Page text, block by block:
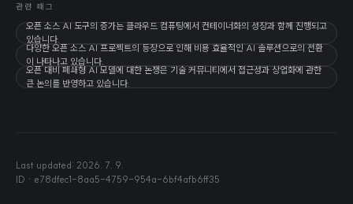
관련 태그
오픈 소스 AI 도구의 증가는 클라우드 컴퓨팅에서 컨테이너화의 성장과 함께 진행되고
있습니다.
다양한 오픈 소스 AI 프로젝트의 등장으로 인해 비용 효율적인 AI 솔루션으로의 전환
이 나타나고 있습니다.
오픈 대비 폐쇄형 AI 모델에 대한 논쟁은 기술 커뮤니티에서 접근성과 상업화에 관한
큰 논의를 반영하고 있습니다.
Last updated: 2026. 7. 9.
ID · e78dfec1-8aa5-4759-954a-6bf4afb6ff35